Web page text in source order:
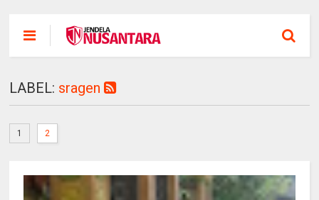
LABEL: sragen
1 2